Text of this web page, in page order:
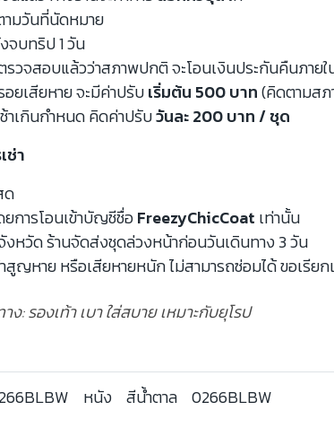
ามวันที่นัดหมาย
บทริป 1 วัน
รวจสอบแล้วว่าสภาพปกติ จะโอนเงินประกันคืนภายใ
อยเสียหาย จะมีค่าปรับเริ่มต้น 500 บาท(คิดตามสภ
าเกินกำหนด คิดค่าปรับวันละ 200 บาท / ชุด
ช่า
ด
ยการโอนเข้าบัญชีชื่อFreezyChicCoat เท่านั้น
งหวัด ร้านจัดส่งชุดล่วงหน้าก่อนวันเดินทาง 3 วัน
หาย หรือเสียหายหนัก ไม่สามารถซ่อมได้ ขอเรียก
ง: รองเท้า เบา ใส่สบาย เหมาะกับยุโรป
หนัง สีน้ำตาล 0266BLBW